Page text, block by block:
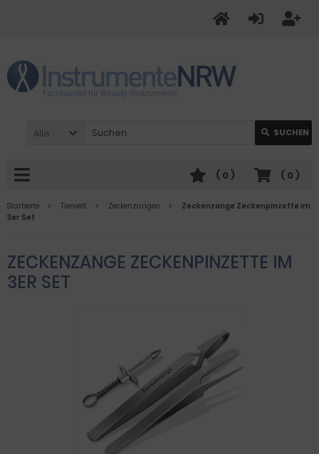
Alle SUCHEN
( 0 )
( 0 )
Startseite Tierwelt Zeckenzangen
Zeckenzange Zeckenpinzette im
3er Set
ZECKENZANGE ZECKENPINZETTE IM
3ER SET